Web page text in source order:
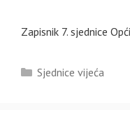
Zapisnik 7. sjednice
Kategorije
Sjednice vijeća